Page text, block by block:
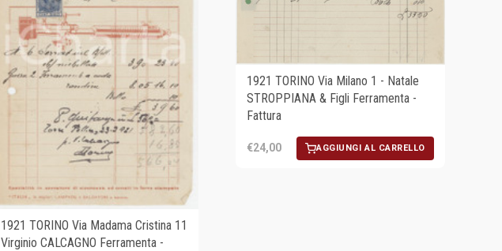
1921 TORINO Via Madama Cristina 11
Virginio CALCAGNO Ferramenta -
1921 TORINO Via Milano 1 - Natale
STROPPIANA & Figli Ferramenta -
Fattura
€24,00 AGGIUNGI AL CARRELLO